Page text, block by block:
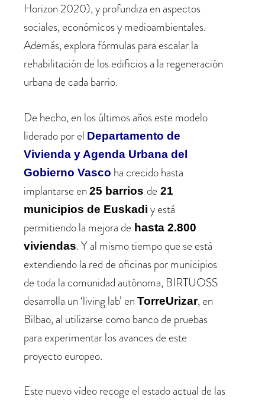
Horizon 2020), y profundiza en aspectos
sociales, económicos y medioambientales.
Además, explora fórmulas para escalar la
rehabilitación de los edificios a la regeneración
urbana de cada barrio.
De hecho, en los últimos años este modelo
liderado por el Departamento de
Vivienda y Agenda Urbana del
Gobierno Vasco ha crecido hasta
implantarse en 25 barrios de 21
municipios de Euskadi y está
permitiendo la mejora de hasta 2.800
viviendas. Y al mismo tiempo que se está
extendiendo la red de oficinas por municipios
de toda la comunidad autónoma, BIRTUOSS
desarrolla un ‘living lab’ en TorreUrizar, en
Bilbao, al utilizarse como banco de pruebas
para experimentar los avances de este
proyecto europeo.
Este nuevo vídeo recoge el estado actual de las